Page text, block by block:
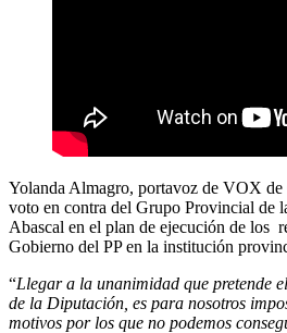
Yolanda Almagro, portavoz de VOX de
voto en contra del Grupo Provincial de
Abascal en el plan de ejecución de los
Gobierno del PP en la institución
“Llegar a la unanimidad que pretende
de la Diputación, es para nosotros
motivos por los que no podemos